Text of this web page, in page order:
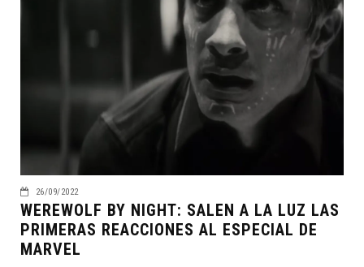
26/09/2022
WEREWOLF BY NIGHT: SALEN A LA LUZ LAS
PRIMERAS REACCIONES AL ESPECIAL DE
MARVEL